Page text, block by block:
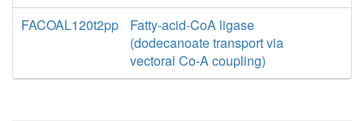
FACOAL120t2pp
Fatty-acid-CoA ligase
(dodecanoate transport via
vectoral Co-A coupling)